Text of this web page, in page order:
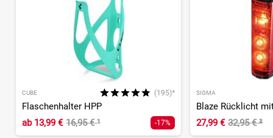
CUBE (195)*
Flaschenhalter HPP
ab13,99 € 16,95 €¹ -17%
SIGMA
27,99 € 32,95 €²